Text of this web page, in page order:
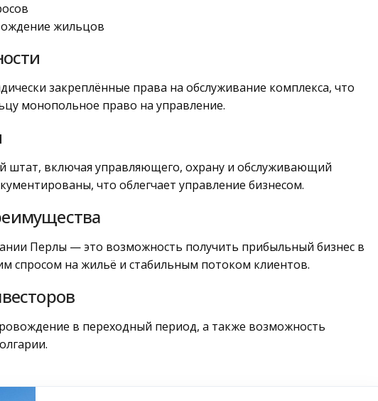
жильцов
закреплённые права на обслуживание комплекса, что
монопольное право на управление.
штат, включая управляющего, охрану и обслуживающий
что облегчает управление бизнесом.
Перлы — это возможность получить прибыльный бизнес в
спросом на жильё и стабильным потоком клиентов.
в переходный период, а также возможность